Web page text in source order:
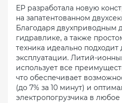
EP разработала новую
на запатентованном
Благодаря двухприводным
гидравлике, а также
техника идеально подходит
эксплуатации. Литий-
использует все
что обеспечивает
(до 7% за 10 минут) и
электропогрузчика в